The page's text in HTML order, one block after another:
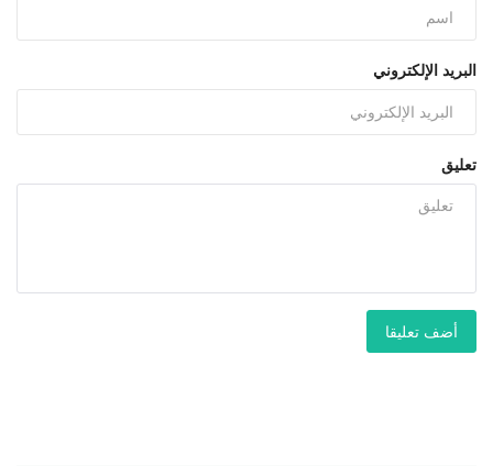
البريد الإلكتروني
تعليق
أضف تعليقا